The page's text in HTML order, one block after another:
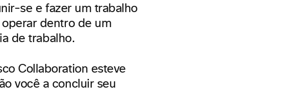
se e fazer um trabalho
dentro de um
de trabalho.
Collaboration esteve
você a concluir seu